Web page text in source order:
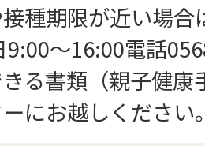
種期限が近い場
9:00～16:00電話
る書類（親子健康
にお越しください